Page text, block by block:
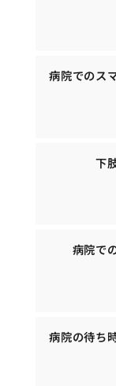
病院でのス
下
病院で
病院の待ち